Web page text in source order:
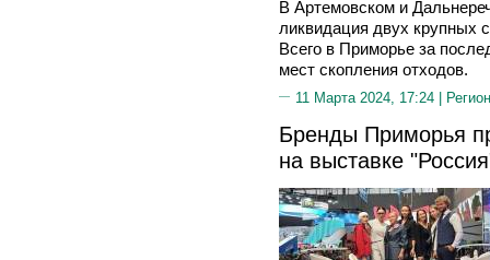
В Артемовском и
ликвидация двух крупных
Всего в Приморье за
мест скопления отходов.
11 Марта 2024, 17:24 |
Бренды Приморья
на выставке